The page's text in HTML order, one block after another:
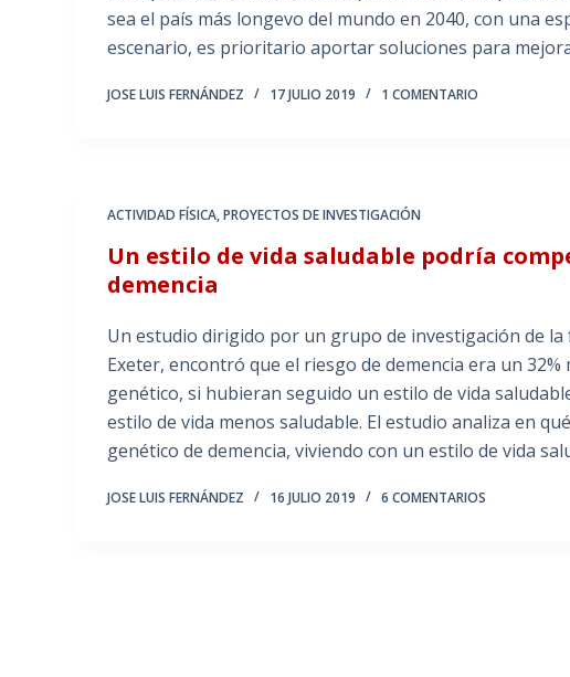
sea el país más longevo del mundo en 2040, con una
escenario, es prioritario aportar soluciones para
JOSE LUIS FERNÁNDEZ 17 JULIO 2019 1 COMENTARIO
ACTIVIDAD FÍSICA,PROYECTOS DE INVESTIGACIÓN
Un estilo de vida saludable podría
demencia
Un estudio dirigido por un grupo de investigación de la
Exeter, encontró que el riesgo de demencia era un
genético, si hubieran seguido un estilo de vida
estilo de vida menos saludable. El estudio analiza en
genético de demencia, viviendo con un estilo de vida
JOSE LUIS FERNÁNDEZ 16 JULIO 2019 6 COMENTARIOS